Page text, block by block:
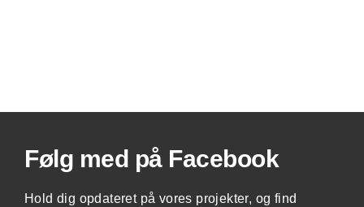
Følg med på Facebook
Hold dig opdateret på vores projekter, og find